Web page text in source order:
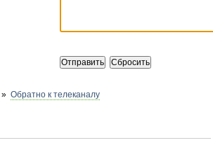
» Обратно к телеканалу